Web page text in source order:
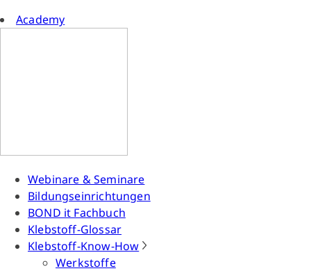
Academy
Webinare & Seminare
Bildungseinrichtungen
BOND it Fachbuch
Klebstoff-Glossar
Klebstoff-Know-How
Werkstoffe